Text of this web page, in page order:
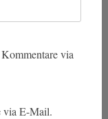
via
via E-Mail.